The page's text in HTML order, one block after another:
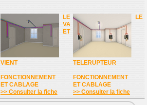
LE
VA
ET
VIENT
FONCTIONNEMENT
ET CABLAGE
>> Consulter la fiche
LE
TELERUPTEUR
FONCTIONNEMENT
ET CABLAGE
>> Consulter la fiche